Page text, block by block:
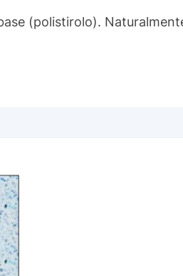
(polistirolo).